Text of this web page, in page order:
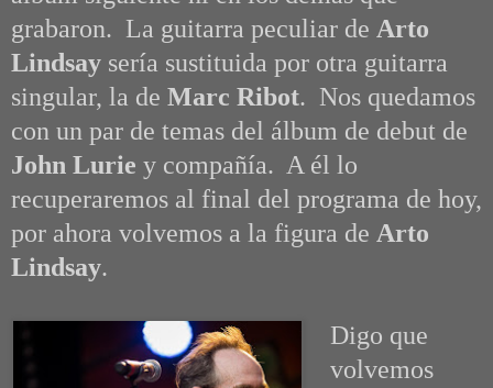
grabaron. La guitarra peculiar de Arto
Lindsay sería sustituida por otra guitarra
singular, la de Marc Ribot. Nos quedamos
con un par de temas del álbum de debut de
John Lurie y compañía. A él lo
recuperaremos al final del programa de hoy,
por ahora volvemos a la figura de Arto
Lindsay.
Digo que
volvemos